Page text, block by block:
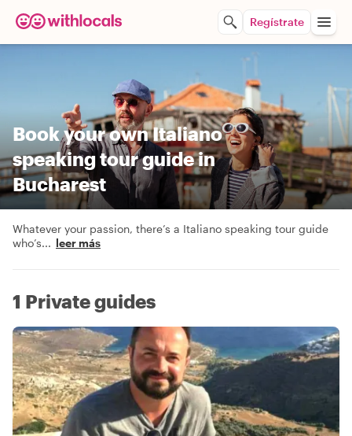
Regístrate
Book your own Italiano
speaking tour guide in
Bucharest
Whatever your passion, there’s a Italiano speaking tour guide
who’s... leer más
1 Private guides